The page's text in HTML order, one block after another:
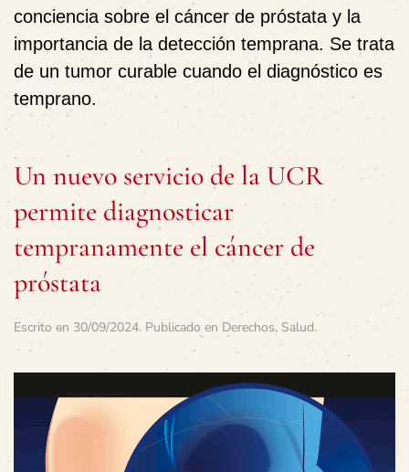
conciencia sobre el cáncer de próstata y la
importancia de la detección temprana. Se trata
de un tumor curable cuando el diagnóstico es
temprano.
Un nuevo servicio de la UCR
permite diagnosticar
tempranamente el cáncer de
próstata
Escrito en 30/09/2024. Publicado en Derechos, Salud.